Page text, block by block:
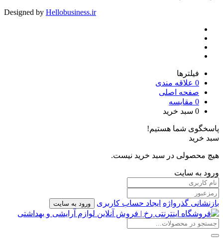
Designed by Hellobusiness.ir
فیلترها
0 علاقه مندی
صفحه اصلی
0 مقایسه
0 سبد خرید
پاسخگوی شما هستیم!
سبد خرید
هیچ محصولی در سبد خرید نیست.
ورود به سایت
بازنشانی گذرواژه ایجاد حساب کاربری ورود به سایت